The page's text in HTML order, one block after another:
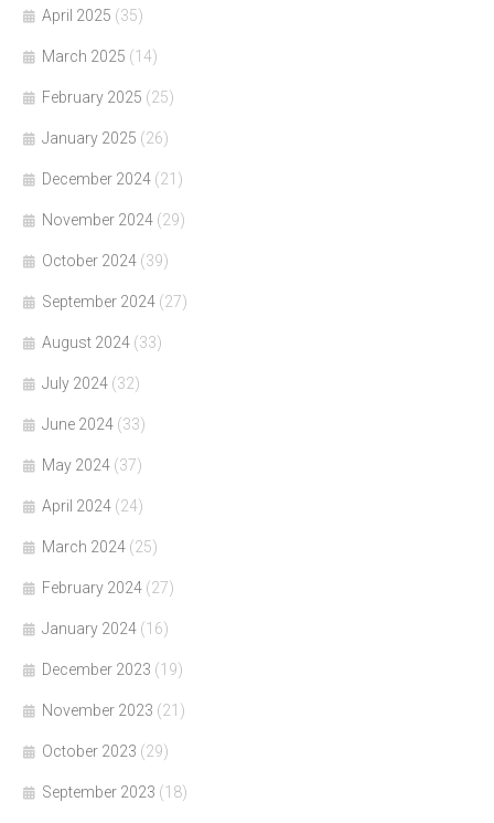
April 2025 (35)
March 2025 (14)
February 2025 (25)
January 2025 (26)
December 2024 (21)
November 2024 (29)
October 2024 (39)
September 2024 (27)
August 2024 (33)
July 2024 (32)
June 2024 (33)
May 2024 (37)
April 2024 (24)
March 2024 (25)
February 2024 (27)
January 2024 (16)
December 2023 (19)
November 2023 (21)
October 2023 (29)
September 2023 (18)